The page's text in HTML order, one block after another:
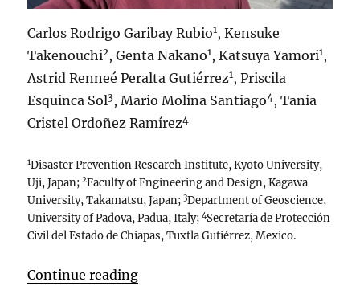
Carlos Rodrigo Garibay Rubio1 , Kensuke
Takenouchi2, Genta Nakano1 , Katsuya Yamori1 ,
Astrid Renneé Peralta Gutiérrez1 , Priscila
Esquinca Sol3, Mario Molina Santiago4 , Tania
Cristel Ordoñez Ramírez4
1Disaster Prevention Research Institute, Kyoto University,
Uji, Japan;2Faculty of Engineering and Design, Kagawa
University, Takamatsu, Japan;3Department of Geoscience,
University of Padova, Padua, Italy;4Secretaría de Protección
Civil del Estado de Chiapas, Tuxtla Gutiérrez, Mexico.
Continue reading““Learning for living”: engaging